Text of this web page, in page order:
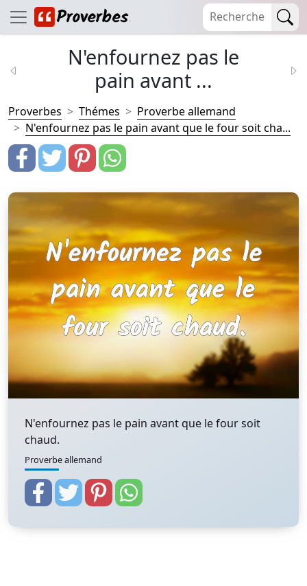
N'enfournez pas le
pain avant ...
Proverbes Thémes
Proverbe allemand
N'enfournez pas le pain avant que le four soit cha...
N'enfournez pas le pain avant que le four soit
chaud.
Proverbe allemand